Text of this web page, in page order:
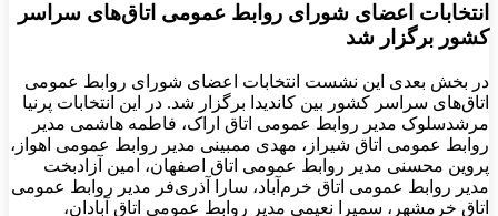
انتخابات اعضای شورای روابط عمومی اتاق‌های سراسر
کشور برگزار شد
در بخش بعدی این نشست انتخابات اعضای شورای روابط عمومی
اتاق‌های سراسر کشور بین کاندیدا برگزار شد. در این انتخابات پرنیا
مرشدسلوک مدیر روابط عمومی اتاق اراک، فاطمه هاشمی مدیر
روابط عمومی اتاق شیراز، مهدی ممبینی مدیر روابط عمومی اهواز،
پروین محسنی مدیر روابط عمومی اتاق اصفهان، امین آزادبخت
مدیر روابط عمومی اتاق خرم‌آباد، سارا آذری‌فر مدیر روابط عمومی
اتاق خرمشهر، سمیرا نعیمی مدیر روابط عمومی اتاق آبادان،